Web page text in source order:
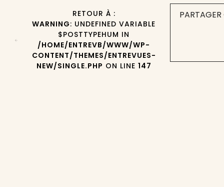
RETOUR À :
WARNING: UNDEFINED VARIABLE
$POSTTYPEHUM IN
/HOME/ENTREVB/WWW/WP-
CONTENT/THEMES/ENTREVUES-
NEW/SINGLE.PHP ON LINE 147